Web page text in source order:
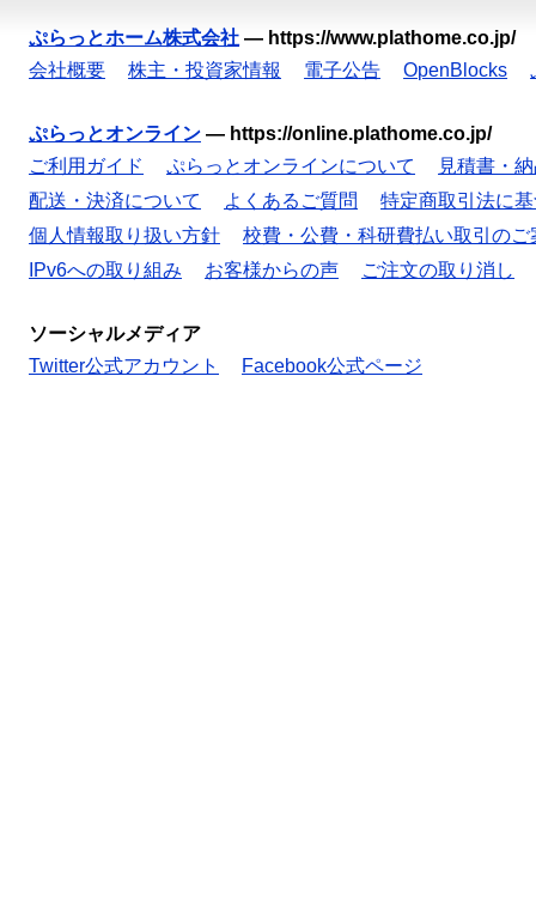
ぷらっとホーム株式会社 — https://www.plathome.co.jp/
会社概要
株主・投資家情報 電子公告 OpenBlocks
ぷらっとオンライン — https://online.plathome.co.jp/
ご利用ガイド
ぷらっとオンラインについて
見積書・
配送・決済について
よくあるご質問
特定商取引法に
個人情報取り扱い方針
校費・公費・科研費払い取引のご
IPv6への取り組み
お客様からの声 ご注文の取り消し
ソーシャルメディア
Twitter公式アカウント
Facebook公式ページ